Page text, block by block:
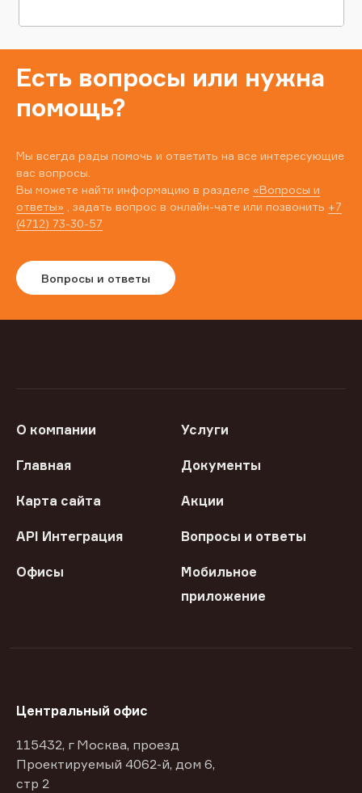
Есть вопросы или нужна
помощь?
Мы всегда рады помочь и ответить на все интересующие
вас вопросы.
Вы можете найти информацию в разделе «Вопросы и
ответы» , задать вопрос в онлайн-чате или позвонить +7
(4712) 73-30-57
Вопросы и ответы
О компании Услуги
Главная Документы
Карта сайта Акции
API Интеграция Вопросы и ответы
Офисы
Мобильное
приложение
Центральный офис
115432, г Москва, проезд
Проектируемый 4062-й, дом 6,
стр 2